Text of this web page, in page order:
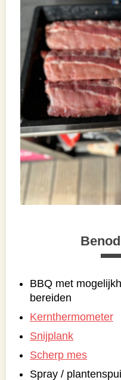
BBQ met
bereiden
Kernthermometer
Snijplank
Scherp mes
Spray /